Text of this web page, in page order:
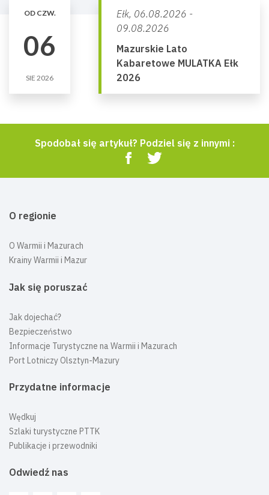
OD CZW.
06
SIE 2026
Ełk, 06.08.2026 -
09.08.2026
Mazurskie Lato
Kabaretowe MULATKA Ełk
2026
Spodobał się artykuł? Podziel się z innymi :
O regionie
O Warmii i Mazurach
Krainy Warmii i Mazur
Jak się poruszać
Jak dojechać?
Bezpieczeństwo
Informacje Turystyczne na Warmii i Mazurach
Port Lotniczy Olsztyn-Mazury
Przydatne informacje
Wędkuj
Szlaki turystyczne PTTK
Publikacje i przewodniki
Odwiedź nas